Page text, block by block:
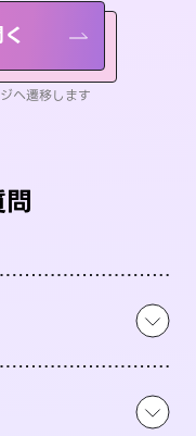
へ遷移します